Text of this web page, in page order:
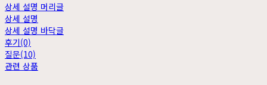
상세 설명 머리글
상세 설명
상세 설명 바닥글
후기(0)
질문(10)
관련 상품